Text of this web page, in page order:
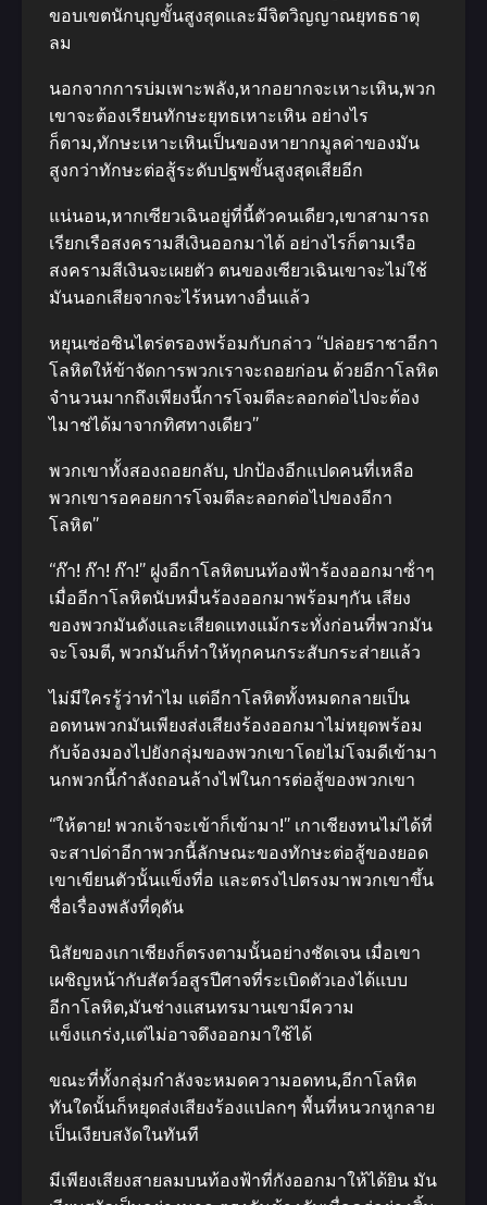
ขอบเขตนักบุญขั้นสูงสุดและมีจิตวิญญาณยุทธธาตุ
ลม
นอกจากการบ่มเพาะพลัง,หากอยากจะเหาะเหิน,พวก
เขาจะต้องเรียนทักษะยุทธเหาะเหิน อย่างไร
ก็ตาม,ทักษะเหาะเหินเป็นของหายากมูลค่าของมัน
สูงกว่าทักษะต่อสู้ระดับปฐพขั้นสูงสุดเสียอีก
แน่นอน,หากเซียวเฉินอยู่ที่นี้ตัวคนเดียว,เขาสามารถ
เรียกเรือสงครามสีเงินออกมาได้ อย่างไรก็ตามเรือ
สงครามสีเงินจะเผยตัว ตนของเซียวเฉินเขาจะไม่ใช้
มันนอกเสียจากจะไร้หนทางอื่นแล้ว
หยุนเซ่อซินไตร่ตรองพร้อมกับกล่าว “ปล่อยราชาอีกา
โลหิตให้ข้าจัดการพวกเราจะถอยก่อน ด้วยอีกาโลหิต
จํานวนมากถึงเพียงนี้การโจมตีละลอกต่อไปจะต้อง
ไมาช่ได้มาจากทิศทางเดียว”
พวกเขาทั้งสองถอยกลับ, ปกป้องอีกแปดคนที่เหลือ
พวกเขารอคอยการโจมตีละลอกต่อไปของอีกา
โลหิต”
“ก๊า! ก๊า! ก๊า!” ฝูงอีกาโลหิตบนท้องฟ้าร้องออกมาซ้ําๆ
เมื่ออีกาโลหิตนับหมื่นร้องออกมาพร้อมๆกัน เสียง
ของพวกมันดังและเสียดแทงแม้กระทั่งก่อนที่พวกมัน
จะโจมตี, พวกมันก็ทําให้ทุกคนกระสับกระส่ายแล้ว
ไม่มีใครรู้ว่าทําไม แต่อีกาโลหิตทั้งหมดกลายเป็น
อดทนพวกมันเพียงส่งเสียงร้องออกมาไม่หยุดพร้อม
กับจ้องมองไปยังกลุ่มของพวกเขาโดยไม่โจมดีเข้ามา
นกพวกนี้กําลังถอนล้างไฟในการต่อสู้ของพวกเขา
“ให้ตาย! พวกเจ้าจะเข้าก็เข้ามา!” เกาเชียงทนไม่ได้ที่
จะสาปด่าอีกาพวกนี้ลักษณะของทักษะต่อสู้ของยอด
เขาเขียนตัวนั้นแข็งที่อ และตรงไปตรงมาพวกเขาขึ้น
ชื่อเรื่องพลังที่ดุดัน
นิสัยของเกาเชียงก็ตรงตามนั้นอย่างชัดเจน เมื่อเขา
เผชิญหน้ากับสัตว์อสูรปีศาจที่ระเบิดตัวเองได้แบบ
อีกาโลหิต,มันช่างแสนทรมานเขามีความ
แข็งแกร่ง,แต่ไม่อาจดึงออกมาใช้ได้
ขณะที่ทั้งกลุ่มกําลังจะหมดความอดทน,อีกาโลหิต
ทันใดนั้นก็หยุดส่งเสียงร้องแปลกๆ พื้นที่หนวกหูกลาย
เป็นเงียบสงัดในทันที
มีเพียงเสียงสายลมบนท้องฟ้าที่กังออกมาให้ได้ยิน มัน